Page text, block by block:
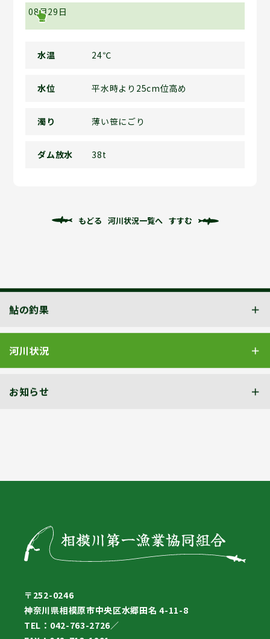
08月29日
水温 24℃
水位 平水時より25cm位高め
濁り 薄い笹にごり
ダム放水 38t
もどる 河川状況一覧へ すすむ
鮎の釣果
河川状況
お知らせ
〒252-0246
神奈川県相模原市中央区水郷田名 4-11-8
TEL：042-763-2726／